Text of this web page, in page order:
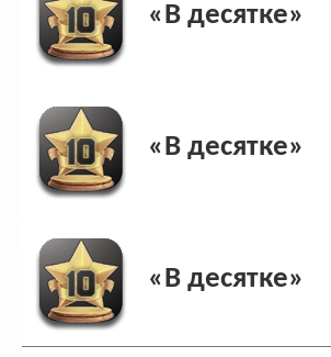
«В десятке»
«В десятке»
«В десятке»